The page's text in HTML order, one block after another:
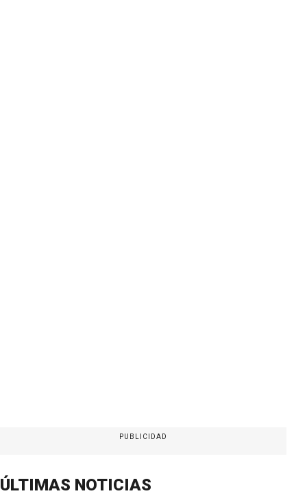
PUBLICIDAD
ÚLTIMAS NOTICIAS